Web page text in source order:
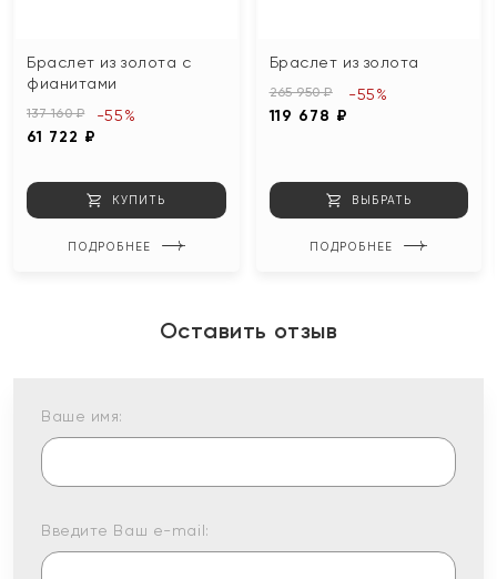
Браслет из золота с
фианитами
137 160 ₽
61 722 ₽
-55%
КУПИТЬ
ПОДРОБНЕЕ
Браслет из золота
265 950 ₽
119 678 ₽
-55%
ВЫБРАТЬ
ПОДРОБНЕЕ
Оставить отзыв
Ваше имя:
Введите Ваш e-mail: